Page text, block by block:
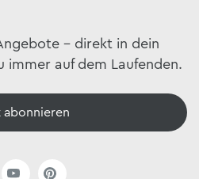
– direkt in dein
immer auf dem Laufenden.
abonnieren